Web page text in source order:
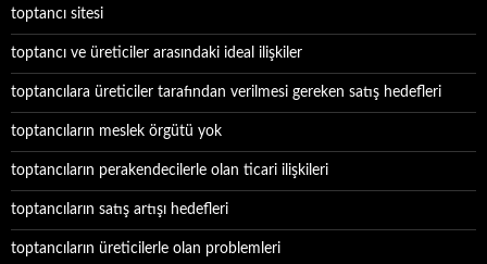
toptancı sitesi
toptancı ve üreticiler arasındaki ideal ilişkiler
toptancılara üreticiler tarafından verilmesi gereken satış hedefleri
toptancıların meslek örgütü yok
toptancıların perakendecilerle olan ticari ilişkileri
toptancıların satış artışı hedefleri
toptancıların üreticilerle olan problemleri